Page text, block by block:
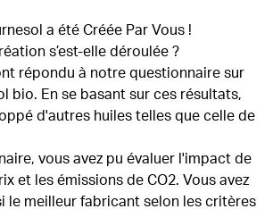
a été Créée Par Vous !
s’est-elle déroulée ?
répondu à notre questionnaire sur
bio. En se basant sur ces résultats,
d'autres huiles telles que celle de
vous avez pu évaluer l'impact de
et les émissions de CO2. Vous avez
le meilleur fabricant selon les critères